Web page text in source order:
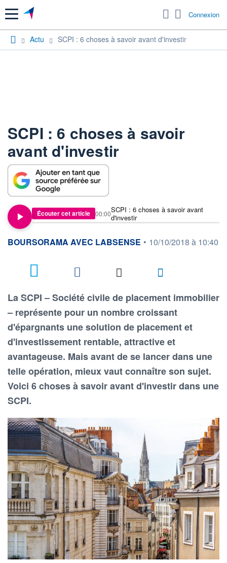
Menu Connexion
Actu SCPI : 6 choses à savoir avant d'investir
SCPI : 6 choses à savoir
avant d'investir
Écouter cet article
SCPI : 6 choses à savoir avant
d'investir
00:00
information fournie par
BOURSORAMA AVEC LABSENSE • 10/10/2018 à 10:40
La SCPI – Société civile de placement immobilier
– représente pour un nombre croissant
d'épargnants une solution de placement et
d'investissement rentable, attractive et
avantageuse. Mais avant de se lancer dans une
telle opération, mieux vaut connaître son sujet.
Voici 6 choses à savoir avant d'investir dans une
SCPI.